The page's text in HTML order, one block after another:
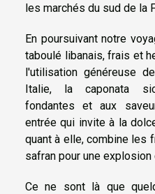
les marchés du sud de la
En poursuivant notre
taboulé libanais, frais et
l'utilisation généreuse
Italie, la caponata
fondantes et aux
entrée qui invite à la
quant à elle, combine les
safran pour une
Ce ne sont là que